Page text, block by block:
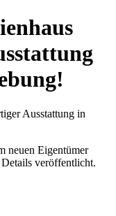
neuen Eigentümer
veröffentlicht.